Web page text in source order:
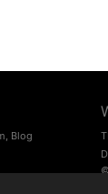
, Blog